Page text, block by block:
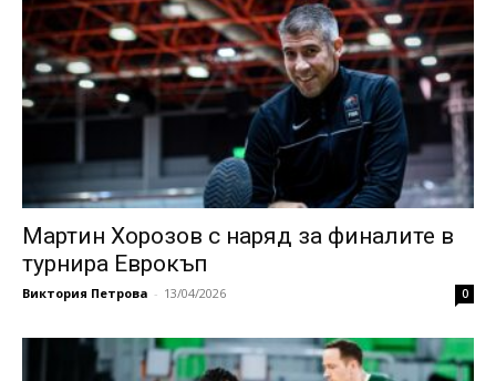
Мартин Хорозов с наряд за финалите в
турнира Еврокъп
Виктория Петрова - 13/04/2026 0